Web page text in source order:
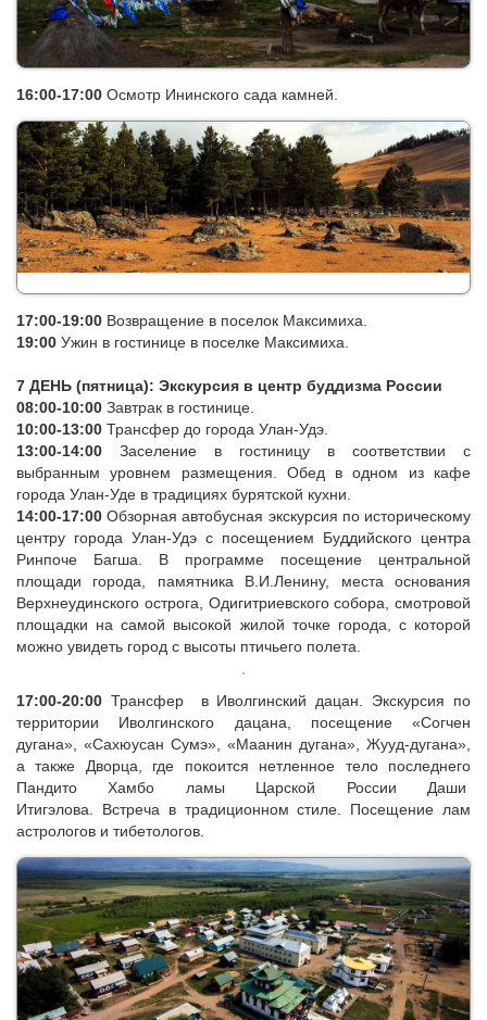
16:00-17:00 Осмотр Ининского сада камней.
17:00-19:00 Возвращение в поселок Максимиха.
19:00 Ужин в гостинице в поселке Максимиха.
7 ДЕНЬ (пятница): Экскурсия в центр буддизма России
08:00-10:00 Завтрак в гостинице.
10:00-13:00 Трансфер до города Улан-Удэ.
13:00-14:00 Заселение в гостиницу в соответствии с
выбранным уровнем размещения. Обед в одном из кафе
города Улан-Уде в традициях бурятской кухни.
14:00-17:00 Обзорная автобусная экскурсия по историческому
центру города Улан-Удэ с посещением Буддийского центра
Ринпоче Багша. В программе посещение центральной
площади города, памятника В.И.Ленину, места основания
Верхнеудинского острога, Одигитриевского собора, смотровой
площадки на самой высокой жилой точке города, с которой
можно увидеть город с высоты птичьего полета.
17:00-20:00Трансфер в Иволгинский дацан. Экскурсия по
территории Иволгинского дацана, посещение «Согчен
дугана», «Сахюусан Сумэ», «Маанин дугана», Жууд-дугана»,
а также Дворца, где покоится нетленное тело последнего
Пандито Хамбо ламы Царской России Даши
Итигэлова. Встреча в традиционном стиле. Посещение лам
астрологов и тибетологов.